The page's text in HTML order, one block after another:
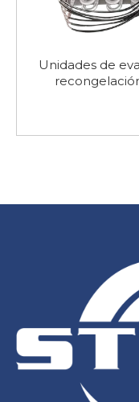
Unidades de